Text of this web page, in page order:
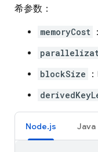
希参数：
memoryCost
blockSize
Node.js Java